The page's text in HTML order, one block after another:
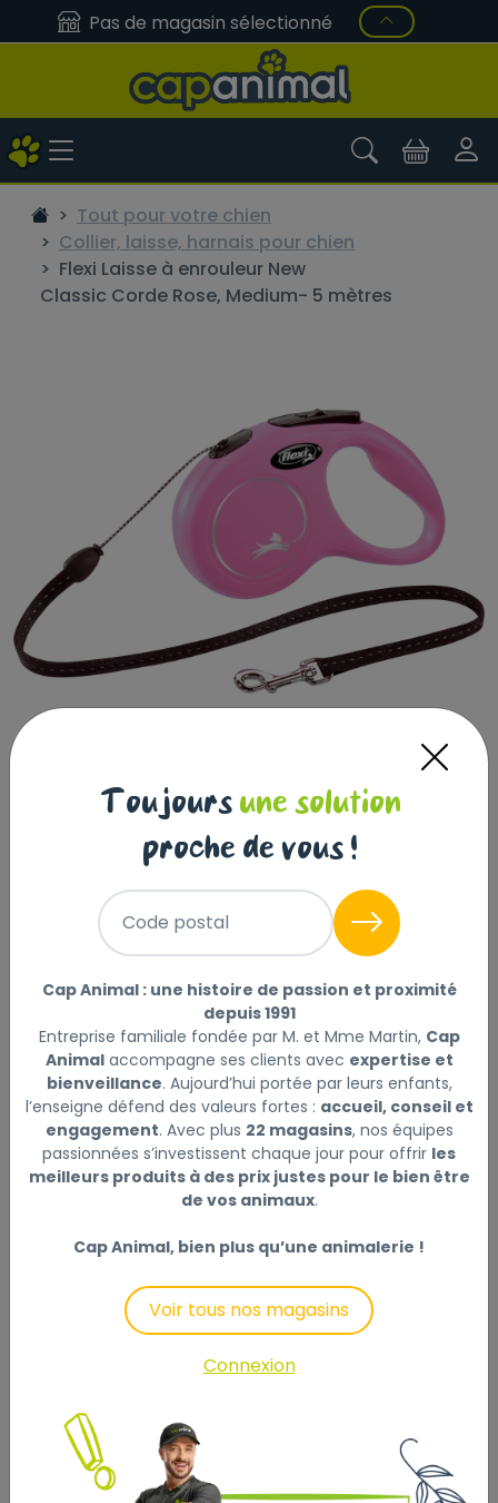
Pas de magasin sélectionné
Tout pour votre chien
Collier, laisse, harnais pour chien
Flexi Laisse à enrouleur New
Classic Corde Rose, Medium- 5 mètres
Flexi Laisse à enrouleur New
Classic Corde Rose, Medium- 5
mètres
Réf : 4000498022634
Flexi Laisse à enrouleur New Classic Corde Rose,
Medium- 5 mètresLire la suite
Ce produit n'est plus disponible
Le cordon Flexi New Classic offre à votre chien
sécurité et confort lors de vos promenades. Le
cordon rose de 5 mètres est équipé d'une sangle de
protection réfléchissante et d'un mousqueton
chromé. La poignée dispose d'un bouton de freinage
et de blocage pour un contrôle supplémentaire.
Fabriqué en plastique durable.
Toujours une solution
proche de vous !
Code postal
Cap Animal : une histoire de passion et proximité
depuis 1991
Entreprise familiale fondée par M. et Mme Martin, Cap
Animalaccompagne ses clients avec expertise et
bienveillance. Aujourd’hui portée par leurs enfants,
l’enseigne défend des valeurs fortes : accueil, conseil et
engagement. Avec plus 22 magasins, nos équipes
passionnées s’investissent chaque jour pour offrir les
meilleurs produits à des prix justes pour le bien être
de vos animaux.
Cap Animal, bien plus qu’une animalerie !
Voir tous nos magasins
Connexion